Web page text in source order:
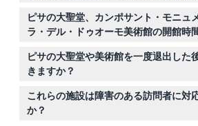
このウェブサイトで簡単に複合チケッ
でき、空き状況の確認や訪問日選択も
ピサの大聖堂、カンポサント・モニュ
ラ・デル・ドゥオーモ美術館の開館時
大聖堂は毎日午前10時から午後7時ま
ンポサント・モニュメンターレとオペ
モ美術館は午前9時から午後7時まで開
館の30分前です（変更の可能性があり
にご確認ください）。
ピサの大聖堂や美術館を一度退出した
きますか？
いいえ、一度退出すると再入場はでき
トを最大限に活用できるように訪問プ
い。
これらの施設は障害のある訪問者に対
か？